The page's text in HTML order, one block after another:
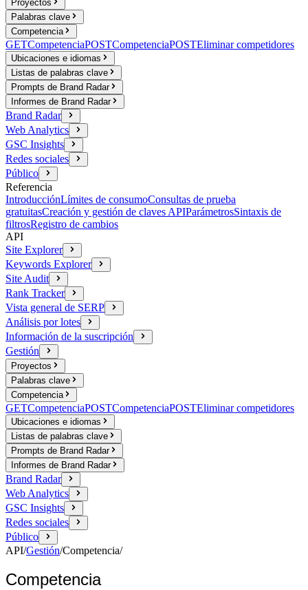
Proyectos
Palabras clave
Competencia
GETCompetenciaPOSTCompetenciaPOSTEliminar competidores
Ubicaciones e idiomas
Listas de palabras clave
Prompts de Brand Radar
Informes de Brand Radar
Brand Radar
Web Analytics
GSC Insights
Redes sociales
Público
Referencia
IntroducciónLímites de consumoConsultas de prueba
gratuitasCreación y gestión de claves APIParámetrosSintaxis de
filtrosRegistro de cambios
API
Site Explorer
Keywords Explorer
Site Audit
Rank Tracker
Vista general de SERP
Análisis por lotes
Información de la suscripción
Gestión
Proyectos
Palabras clave
Competencia
GETCompetenciaPOSTCompetenciaPOSTEliminar competidores
Ubicaciones e idiomas
Listas de palabras clave
Prompts de Brand Radar
Informes de Brand Radar
Brand Radar
Web Analytics
GSC Insights
Redes sociales
Público
API/Gestión/Competencia/
Competencia